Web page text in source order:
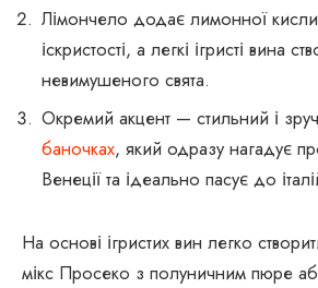
Лімончело додає лимонної
іскристості, а легкі ігристі вина
невимушеного свята.
Окремий акцент — стильний і
баночках, який одразу нагадує
Венеції та ідеально пасує до
На основі ігристих вин легко
мікс Просеко з полуничним пюре